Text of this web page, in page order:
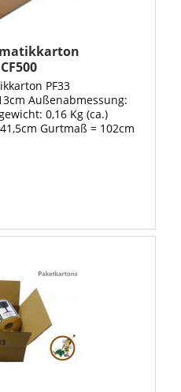
PF33
Außenabmessung:
0,16 Kg (ca.)
Gurtmaß = 102cm